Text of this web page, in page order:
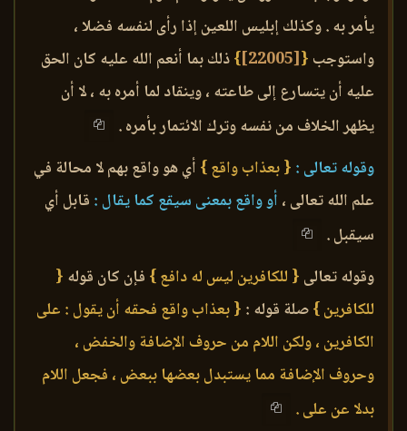
يأمر به . وكذلك إبليس اللعين إذا رأى لنفسه فضلا ،
واستوجب {
[22005]
}ذلك بما أنعم الله عليه كان الحق
عليه أن يتسارع إلى طاعته ، وينقاد لما أمره به ، لا أن
يظهر الخلاف من نفسه وترك الائتمار بأمره .
وقوله تعالى : { بعذاب واقع } أي هو واقع بهم لا محالة في
علم الله تعالى ، أو واقع بمعنى سيقع كما يقال : قابل أي
سيقبل .
وقوله تعالى { للكافرين ليس له دافع } فإن كان قوله {
للكافرين }صلة قوله : { بعذاب واقع فحقه أن يقول : على
الكافرين ، ولكن اللام من حروف الإضافة والخفض ،
وحروف الإضافة مما يستبدل بعضها ببعض ، فجعل اللام
بدلا عن على .